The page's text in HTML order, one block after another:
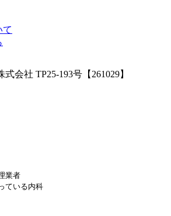
て
会社 TP25-193号【261029】
業者
ている内科